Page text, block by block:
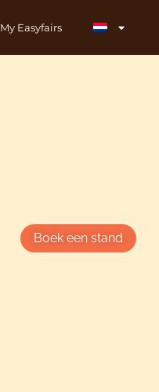
My Easyfairs
Boek een stand